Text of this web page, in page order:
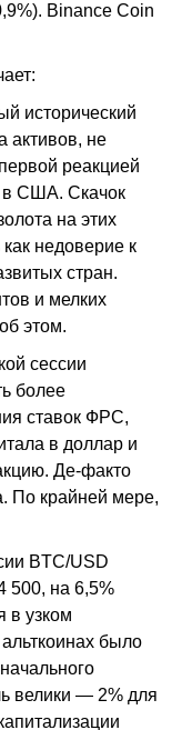
Binance Coin
исторический
активов, не
реакцией
в США. Скачок
на этих
недоверие к
стран.
и мелких
этом.
сессии
более
ставок ФРС,
в доллар и
Де-факто
По крайней мере,
BTC/USD
500, на 6,5%
в узком
было
велики — 2% для